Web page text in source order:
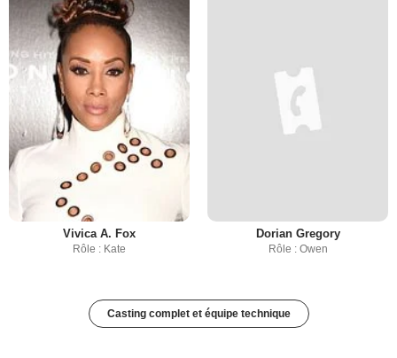
Vivica A. Fox
Rôle : Kate
Dorian Gregory
Rôle : Owen
Casting complet et équipe technique